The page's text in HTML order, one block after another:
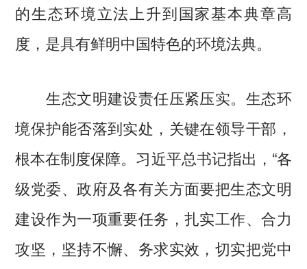
的生态环境立法上升到国家基本典章高
度，是具有鲜明中国特色的环境法典。
生态文明建设责任压紧压实。生态环
境保护能否落到实处，关键在领导干部，
根本在制度保障。习近平总书记指出，“各
级党委、政府及各有关方面要把生态文明
建设作为一项重要任务，扎实工作、合力
攻坚，坚持不懈、务求实效，切实把党中